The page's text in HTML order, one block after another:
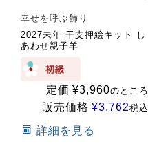
幸せを呼ぶ飾り
2027未年 干支押絵キット し
あわせ親子羊
定価 ¥3,960のところ
販売価格 ¥3,762税込
詳細を見る